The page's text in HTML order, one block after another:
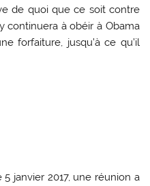
de quoi que ce soit contre
continuera à obéir à Obama
forfaiture, jusqu’à ce qu’il
janvier 2017, une réunion a